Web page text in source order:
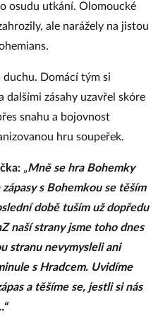
osudu utkání. Olomoucké
ale narážely na jistou
duchu. Domácí tým si
dalšími zásahy uzavřel skóre
snahu a bojovnost
hru soupeřek.
„Mně se hra Bohemky
s Bohemkou se těším
době tuším už dopředu
naší strany jsme toho dnes
stranu nevymysleli ani
s Hradcem. Uvidíme
a těšíme se, jestli si nás